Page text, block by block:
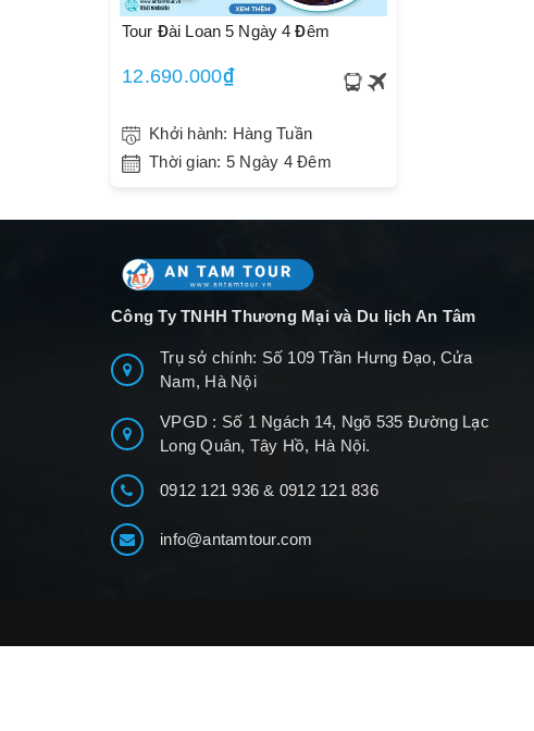
Tour Đài Loan 5 Ngày 4 Đêm
12.690.000₫
Khởi hành: Hàng Tuần
Thời gian: 5 Ngày 4 Đêm
Công Ty TNHH Thương Mại và Du lịch An Tâm
Trụ sở chính: Số 109 Trần Hưng Đạo, Cửa
Nam, Hà Nội
VPGD : Số 1 Ngách 14, Ngõ 535 Đường Lạc
Long Quân, Tây Hồ, Hà Nội.
0912 121 936& 0912 121 836
info@antamtour.com